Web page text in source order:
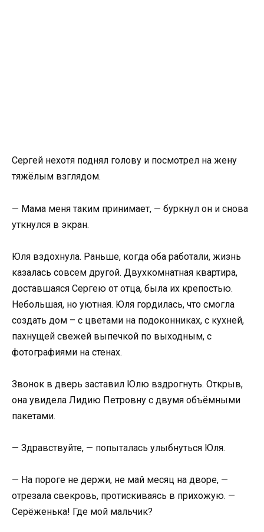
Сергей нехотя поднял голову и посмотрел на жену
тяжёлым взглядом.
— Мама меня таким принимает, — буркнул он и снова
уткнулся в экран.
Юля вздохнула. Раньше, когда оба работали, жизнь
казалась совсем другой. Двухкомнатная квартира,
доставшаяся Сергею от отца, была их крепостью.
Небольшая, но уютная. Юля гордилась, что смогла
создать дом – с цветами на подоконниках, с кухней,
пахнущей свежей выпечкой по выходным, с
фотографиями на стенах.
Звонок в дверь заставил Юлю вздрогнуть. Открыв,
она увидела Лидию Петровну с двумя объёмными
пакетами.
— Здравствуйте, — попыталась улыбнуться Юля.
— На пороге не держи, не май месяц на дворе, —
отрезала свекровь, протискиваясь в прихожую. —
Серёженька! Где мой мальчик?